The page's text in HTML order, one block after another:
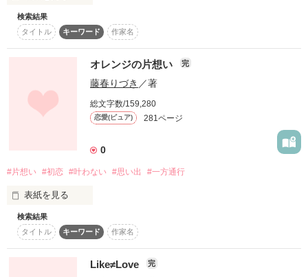
作品を読む
coolな秘書
高城古都
女好き社長
赤坂和真
君の薬指に輝く指輪は
いったい誰に貰ったもの？
タイトル変更しました。
                            立花優芽
                        タチバナ ユメ
                           大場一輝
                        オオバ カズキ
作品を読む
好きな人がいて
その人にも好きな人がいたら
どうすればいいんだろう
応援する？
それとも、好きでいる？
検索結果
タイトル
キーワード 作家名
オレンジの片想い 完
藤春りづき ／著
総文字数/159,280
恋愛(ピュア) 281ページ
0
#片想い #初恋 #叶わない #思い出 #一方通行
表紙を見る
苦くて甘い、初恋の記憶を
心の中に閉じ込めて。
検索結果
タイトル
キーワード 作家名
Like≠Love 完